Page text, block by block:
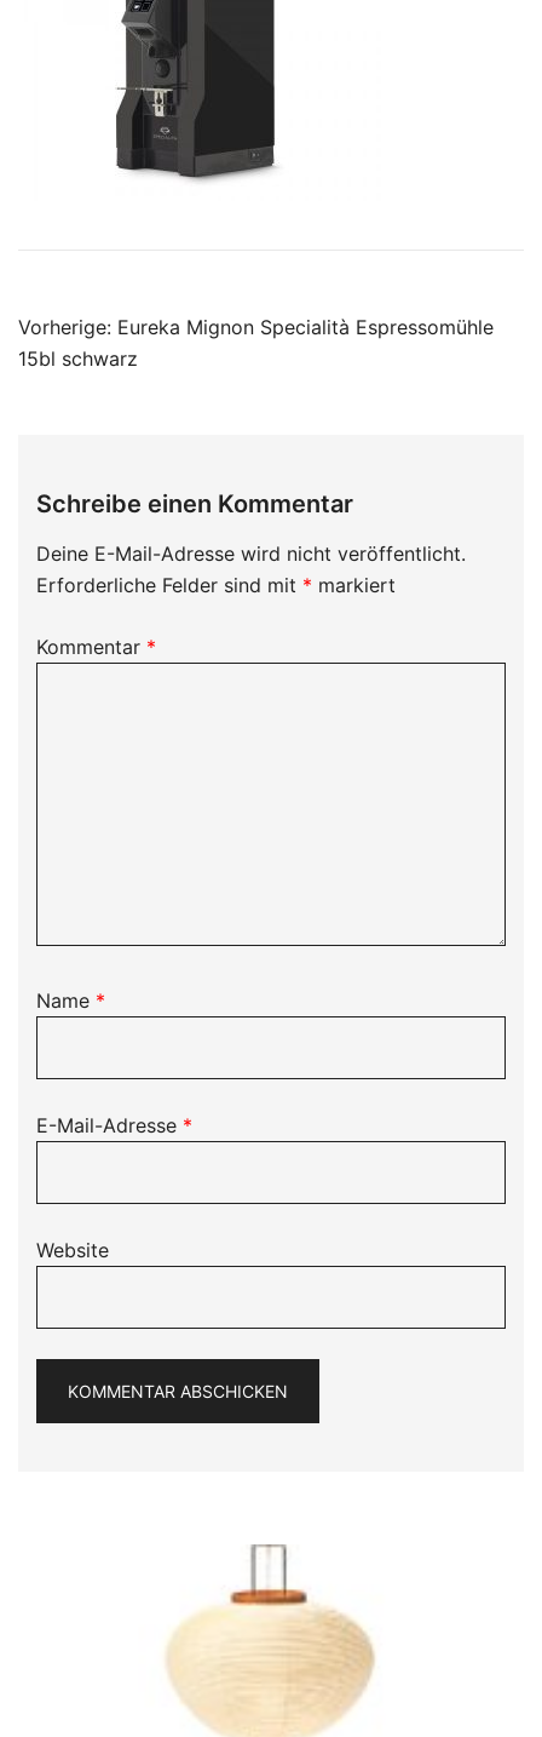
Beitragsnavigation
Vorherige: Eureka Mignon Specialità Espressomühle
15bl schwarz
Schreibe einen Kommentar
Deine E-Mail-Adresse wird nicht veröffentlicht.
Erforderliche Felder sind mit * markiert
Kommentar *
Name *
E-Mail-Adresse *
Website